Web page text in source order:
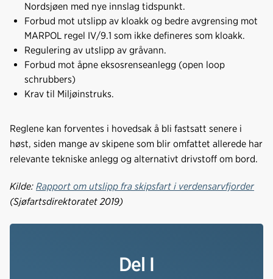
Nordsjøen med nye innslag tidspunkt.
Forbud mot utslipp av kloakk og bedre avgrensing mot
MARPOL regel IV/9.1 som ikke defineres som kloakk.
Regulering av utslipp av gråvann.
Forbud mot åpne eksosrenseanlegg (open loop
schrubbers)
Krav til Miljøinstruks.
Reglene kan forventes i hovedsak å bli fastsatt senere i
høst, siden mange av skipene som blir omfattet allerede har
relevante tekniske anlegg og alternativt drivstoff om bord.
Kilde: Rapport om utslipp fra skipsfart i verdensarvfjorder
(Sjøfartsdirektoratet 2019)
Del I